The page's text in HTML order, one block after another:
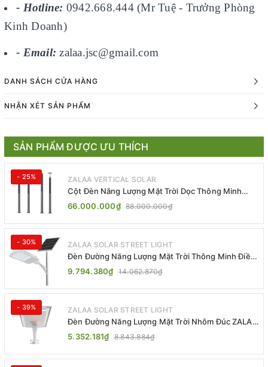
- Hotline: 0942.668.444 (Mr Tuệ - Trưởng Phòng
Kinh Doanh)
- Email: zalaa.jsc@gmail.com
DANH SÁCH CỬA HÀNG
NHẬN XÉT SẢN PHẨM
SẢN PHẨM ĐƯỢC ƯU THÍCH
- 25% ZALAA VERTICAL SOLAR
Cột Đèn Năng Lượng Mặt Trời Dọc Thông Minh
ZSR-YYDS-360 | ZALAA Jsc
66.000.000₫ 88.000.000₫
- 30% ZALAA SOLAR STREET LIGHT
Đèn Đường Năng Lượng Mặt Trời Thông Minh Điều
Khiển MPPT ZL-GMX01 ZALAA
9.794.380₫ 14.062.870₫
- 39% ZALAA SOLAR STREET LIGHT
Đèn Đường Năng Lượng Mặt Trời Nhôm Đúc ZALAA
ZL-BWH Cao Cấp IP65
5.352.181₫ 8.843.884₫